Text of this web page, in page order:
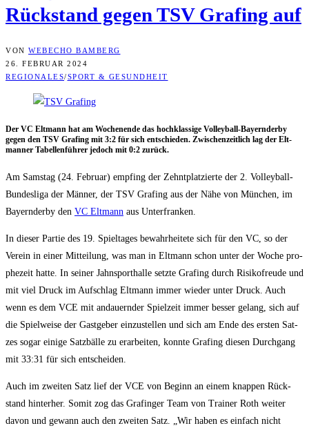
Rück­stand gegen TSV Gra­fing auf
VON WEBECHO BAMBERG
26. FEBRUAR 2024
REGIONALES/SPORT & GESUNDHEIT
Der VC Elt­mann hat am Wochen­en­de das hoch­klas­si­ge Vol­ley­ball-Bay­ern­der­by
gegen den TSV Gra­fing mit 3:2 für sich ent­schie­den. Zwi­schen­zeit­lich lag der Elt­
man­ner Tabel­len­füh­rer jedoch mit 0:2 zurück.
Am Sams­tag (24. Febru­ar) emp­fing der Zehnt­plat­zier­te der 2. Vol­ley­ball-
Bun­des­li­ga der Män­ner, der TSV Gra­fing aus der Nähe von Mün­chen, im
Bay­ern­der­by den VC Elt­mann aus Unterfranken.
In die­ser Par­tie des 19. Spiel­ta­ges bewahr­hei­te­te sich für den VC, so der
Ver­ein in einer Mit­tei­lung, was man in Elt­mann schon unter der Woche pro­
phe­zeit hat­te. In sei­ner Jahn­sport­hal­le setz­te Gra­fing durch Risi­ko­freu­de und
mit viel Druck im Auf­schlag Elt­mann immer wie­der unter Druck. Auch
wenn es dem VCE mit andau­ern­der Spiel­zeit immer bes­ser gelang, sich auf
die Spiel­wei­se der Gast­ge­ber ein­zu­stel­len und sich am Ende des ers­ten Sat­
zes sogar eini­ge Satz­bäl­le zu erar­bei­ten, konn­te Gra­fing die­sen Durch­gang
mit 33:31 für sich entscheiden.
Auch im zwei­ten Satz lief der VCE von Beginn an einem knap­pen Rück­
stand hin­ter­her. Somit zog das Gra­fin­ger Team von Trai­ner Roth wei­ter
davon und gewann auch den zwei­ten Satz. „Wir haben es ein­fach nicht